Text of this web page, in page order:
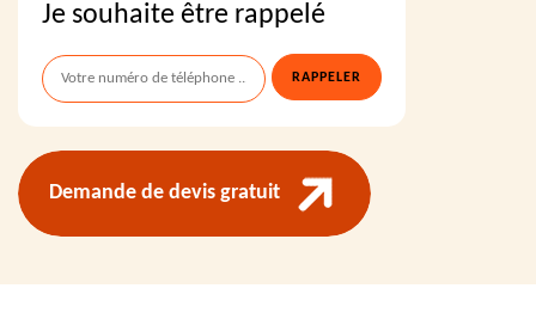
Je souhaite être rappelé
Demande de devis gratuit